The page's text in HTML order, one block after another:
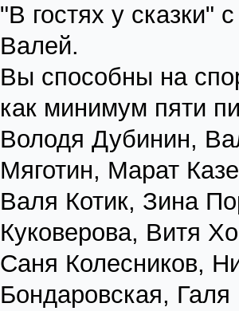
"В гостях у сказки"
Валей.
Вы способны на
как минимум пяти
Володя Дубинин,
Мяготин, Марат
Валя Котик, Зина
Куковерова, Витя
Саня Колесников,
Бондаровская,